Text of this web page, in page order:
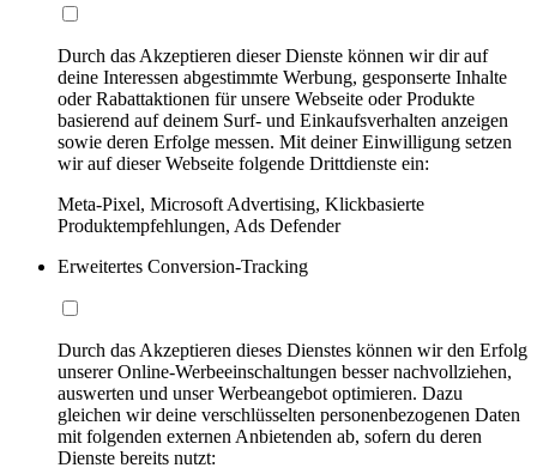
Durch das Akzeptieren dieser Dienste können wir dir auf
deine Interessen abgestimmte Werbung, gesponserte Inhalte
oder Rabattaktionen für unsere Webseite oder Produkte
basierend auf deinem Surf- und Einkaufsverhalten anzeigen
sowie deren Erfolge messen. Mit deiner Einwilligung setzen
wir auf dieser Webseite folgende Drittdienste ein:
Meta-Pixel, Microsoft Advertising, Klickbasierte
Produktempfehlungen, Ads Defender
Erweitertes Conversion-Tracking
Durch das Akzeptieren dieses Dienstes können wir den Erfolg
unserer Online-Werbeeinschaltungen besser nachvollziehen,
auswerten und unser Werbeangebot optimieren. Dazu
gleichen wir deine verschlüsselten personenbezogenen Daten
mit folgenden externen Anbietenden ab, sofern du deren
Dienste bereits nutzt: